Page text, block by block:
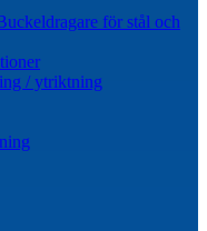
för stål och
/ ytriktning